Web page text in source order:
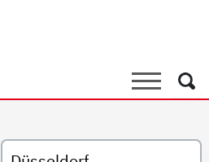
Suche
Suche